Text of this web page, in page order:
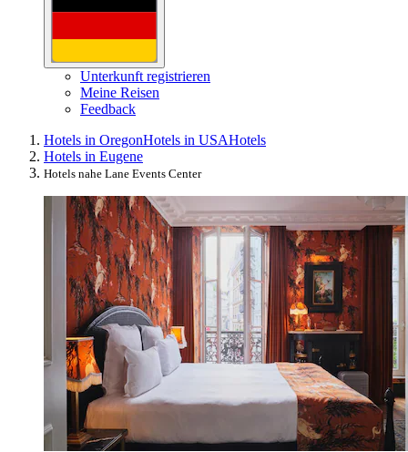
Unterkunft registrieren
Meine Reisen
Feedback
Hotels in OregonHotels in USAHotels
Hotels in Eugene
Hotels nahe Lane Events Center